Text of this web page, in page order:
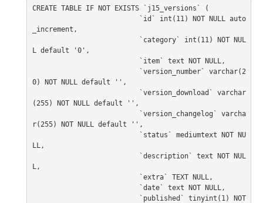
Sicherheit
Figuren - Boernie und Freunde +
Home
PovRay
PHP
Webdesign
CMS
Grafik
CREATE TABLE IF NOT EXISTS `j15_versions` (
_increment,
L default '0',
0) NOT NULL default '',
(255) NOT NULL default '',
r(255) NOT NULL default '',
LL,
L,